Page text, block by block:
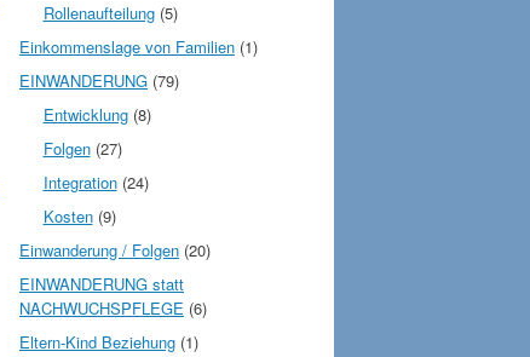
Rollenaufteilung(5)
Einkommenslage von Familien (1)
EINWANDERUNG (79)
Entwicklung(8)
Folgen(27)
Integration(24)
Kosten(9)
Einwanderung / Folgen (20)
EINWANDERUNG statt
NACHWUCHSPFLEGE (6)
Eltern-Kind Beziehung (1)